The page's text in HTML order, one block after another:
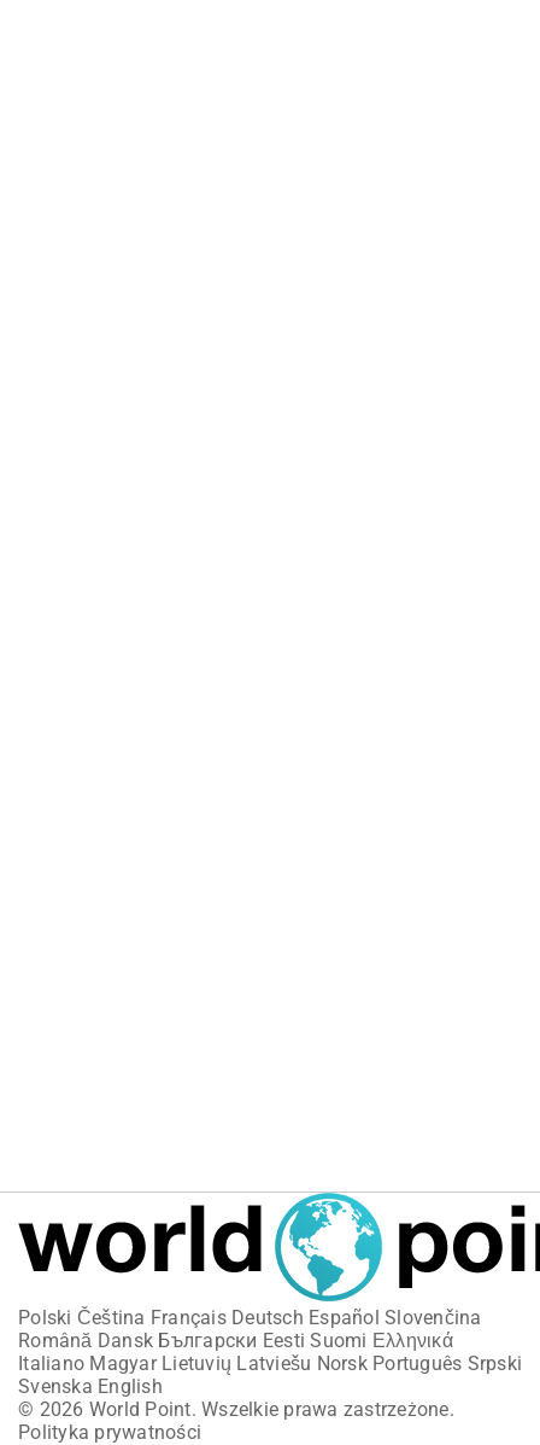
Polski Čeština Français Deutsch Español Slovenčina
Română Dansk Български Eesti Suomi Ελληνικά
Italiano Magyar Lietuvių Latviešu Norsk Português Srpski
Svenska English
© 2026 World Point. Wszelkie prawa zastrzeżone.
Polityka prywatności